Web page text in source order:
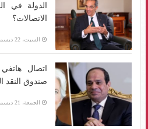
الدولة في
الاتصالات؟
السبت، 22 ديسمبر 2018 12:00 ص
اتصال
صندوق النقد
الجمعة، 21 ديسمبر 2018 10:19 م